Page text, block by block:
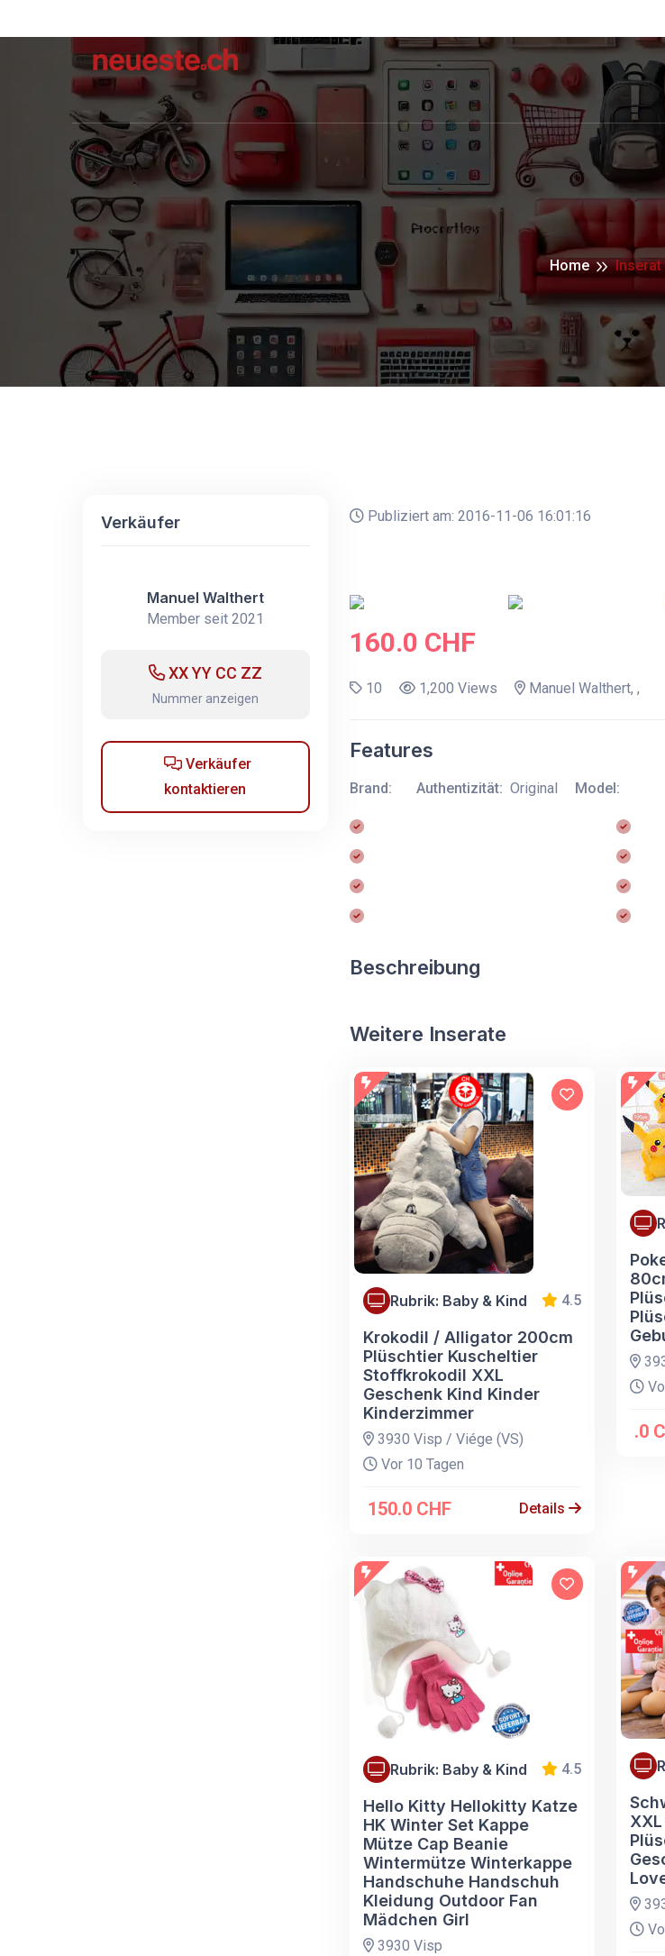
Home Inserat
Verkäufer
Manuel Walthert
Member seit 2021
XX YY CC ZZ
Nummer anzeigen
Verkäufer
kontaktieren
Publiziert am: 2016-11-06 16:01:16
160.0 CHF
10 1,200 Views Manuel Walthert, ,
Features
Brand: Authentizität: Original Model:
Beschreibung
Weitere Inserate
Rubrik: Baby & Kind 4.5
Krokodil / Alligator 200cm
Plüschtier Kuscheltier
Stoffkrokodil XXL
Geschenk Kind Kinder
Kinderzimmer
3930 Visp / Viége (VS)
Vor 10 Tagen
150.0 CHF Details
.0
Rubrik: Baby & Kind 4.5
Hello Kitty Hellokitty Katze
HK Winter Set Kappe
Mütze Cap Beanie
Wintermütze Winterkappe
Handschuhe Handschuh
Kleidung Outdoor Fan
Mädchen Girl
3930 Visp